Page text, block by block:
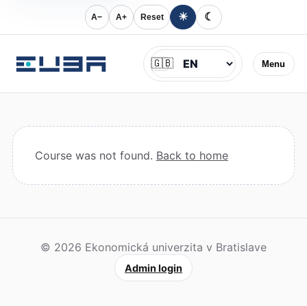
A− A+ Reset ☀ ☾
Menu
Jazyk
🇬🇧
Course was not found. Back to home
© 2026 Ekonomická univerzita v Bratislave
Admin login